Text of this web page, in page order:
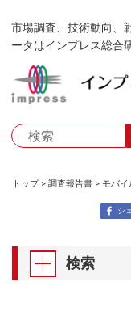
ン
ン
市場調査、技術動向、
ータはインプレス総合
トップ 調査報告書 モバイ
シ
検索